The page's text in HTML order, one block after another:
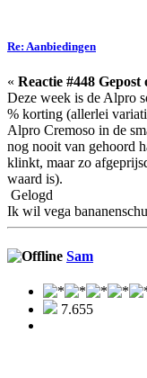
Re: Aanbiedingen
« Reactie #448 Gepost
Deze week is de Alpro
% korting (allerlei
Alpro Cremoso in de
nog nooit van gehoord
klinkt, maar zo
waard is).
Gelogd
Ik wil vega
Sam
7.655